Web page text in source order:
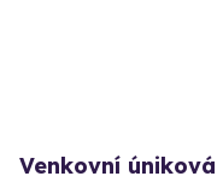
Venkovní